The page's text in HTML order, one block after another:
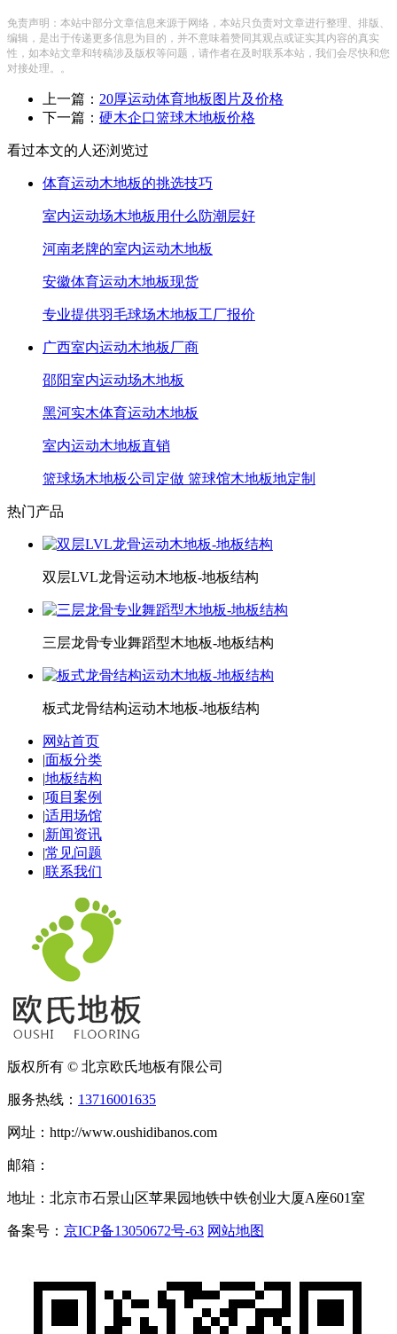
免责声明：本站中部分文章信息来源于网络，本站只负责对文章进行整理、排版、
编辑，是出于传递更多信息为目的，并不意味着赞同其观点或证实其内容的真实
性，如本站文章和转稿涉及版权等问题，请作者在及时联系本站，我们会尽快和您
对接处理。。
上一篇： 20厚运动体育地板图片及价格
下一篇： 硬木企口篮球木地板价格
看过本文的人还浏览过
体育运动木地板的挑选技巧
室内运动场木地板用什么防潮层好
河南老牌的室内运动木地板
安徽体育运动木地板现货
专业提供羽毛球场木地板工厂报价
广西室内运动木地板厂商
邵阳室内运动场木地板
黑河实木体育运动木地板
室内运动木地板直销
篮球场木地板公司定做 篮球馆木地板地定制
热门产品
双层LVL龙骨运动木地板-地板结构
三层龙骨专业舞蹈型木地板-地板结构
板式龙骨结构运动木地板-地板结构
网站首页
|面板分类
|地板结构
|项目案例
|适用场馆
|新闻资讯
|常见问题
|联系我们
版权所有 © 北京欧氏地板有限公司
服务热线： 13716001635
网址：http://www.oushidibanos.com
邮箱：
地址：北京市石景山区苹果园地铁中铁创业大厦A座601室
备案号： 京ICP备13050672号-63 网站地图